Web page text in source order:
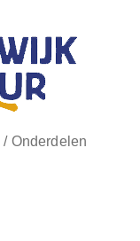
/ Onderdelen